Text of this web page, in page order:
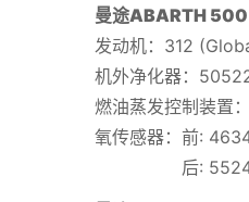
曼途ABARTH 500
发动机：312
机外净化器：
燃油蒸发控制装置
氧传感器：前:
后: